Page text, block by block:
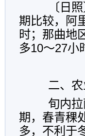
〔日照
期比较，阿
时；那曲地
多10～27小
二、农
旬内拉
期，春青稞
多，不利于